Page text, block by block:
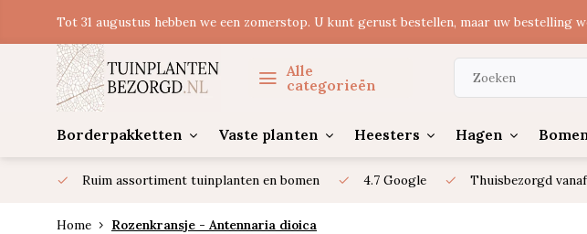
Tot 31 augustus hebben we een zomerstop. U kunt gerust bestellen, maar uw bestelling
Alle
categorieën
Borderpakketten Vaste planten Heesters Hagen
Ruim assortiment tuinplanten en bomen 4.7 Google Thuisbezorgd
Home Rozenkransje - Antennaria dioica